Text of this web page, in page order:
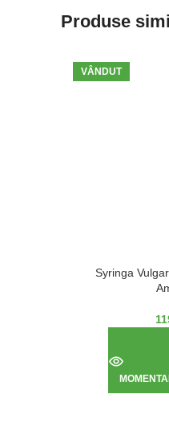
Produse
VÂNDUT
Syringa